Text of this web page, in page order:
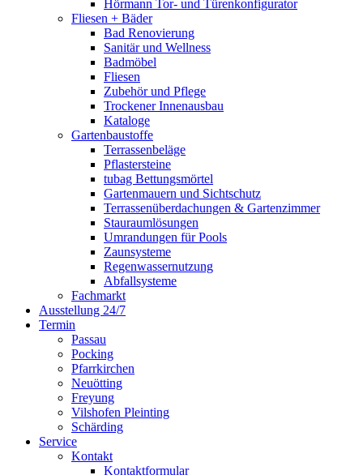
Hörmann Tor- und Türenkonfigurator
Fliesen + Bäder
Bad Renovierung
Sanitär und Wellness
Badmöbel
Fliesen
Zubehör und Pflege
Trockener Innenausbau
Kataloge
Gartenbaustoffe
Terrassenbeläge
Pflastersteine
tubag Bettungsmörtel
Gartenmauern und Sichtschutz
Terrassenüberdachungen & Gartenzimmer
Stauraumlösungen
Umrandungen für Pools
Zaunsysteme
Regenwassernutzung
Abfallsysteme
Fachmarkt
Ausstellung 24/7
Termin
Passau
Pocking
Pfarrkirchen
Neuötting
Freyung
Vilshofen Pleinting
Schärding
Service
Kontakt
Kontaktformular